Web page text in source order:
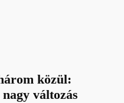
közül:
változás